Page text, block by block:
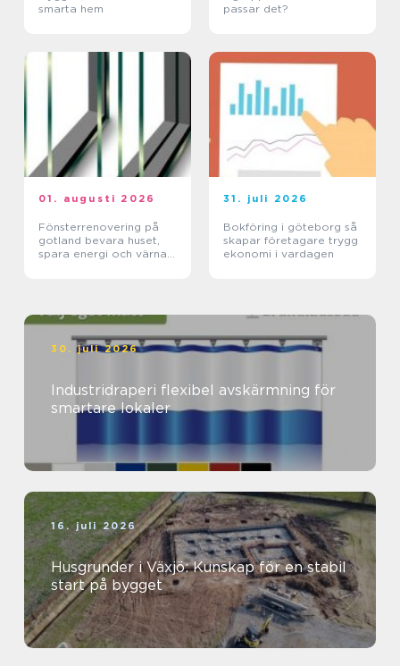
smarta hem
passar det?
01. augusti 2026
Fönsterrenovering på
gotland bevara huset,
spara energi och värna
31. juli 2026
Bokföring i göteborg så
skapar företagare trygg
ekonomi i vardagen
30. juli 2026
Industridraperi flexibel avskärmning för
smartare lokaler
16. juli 2026
Husgrunder i Växjö: Kunskap för en stabil
start på bygget